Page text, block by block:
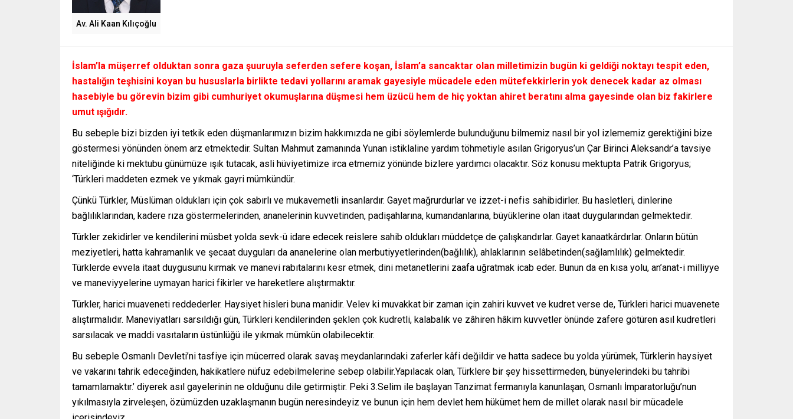
Av. Ali Kaan Kılıçoğlu
İslam’la müşerref olduktan sonra gaza şuuruyla seferden sefere koşan, İslam’a sancaktar olan milletimizin bugün ki geldiği noktayı tespit eden,
hastalığın teşhisini koyan bu hususlarla birlikte tedavi yollarını aramak gayesiyle mücadele eden mütefekkirlerin yok denecek kadar az olması
hasebiyle bu görevin bizim gibi cumhuriyet okumuşlarına düşmesi hem üzücü hem de hiç yoktan ahiret beratını alma gayesinde olan biz fakirlere
umut ışığıdır.
Bu sebeple bizi bizden iyi tetkik eden düşmanlarımızın bizim hakkımızda ne gibi söylemlerde bulunduğunu bilmemiz nasıl bir yol izlememiz gerektiğini bize
göstermesi yönünden önem arz etmektedir. Sultan Mahmut zamanında Yunan istiklaline yardım töhmetiyle asılan Grigoryus’un Çar Birinci Aleksandr’a tavsiye
niteliğinde ki mektubu günümüze ışık tutacak, asli hüviyetimize irca etmemiz yönünde bizlere yardımcı olacaktır. Söz konusu mektupta Patrik Grigoryus;
‘Türkleri maddeten ezmek ve yıkmak gayri mümkündür.
Çünkü Türkler, Müslüman oldukları için çok sabırlı ve mukavemetli insanlardır. Gayet mağrurdurlar ve izzet-i nefis sahibidirler. Bu hasletleri, dinlerine
bağlılıklarından, kadere rıza göstermelerinden, ananelerinin kuvvetinden, padişahlarına, kumandanlarına, büyüklerine olan itaat duygularından gelmektedir.
Türkler zekidirler ve kendilerini müsbet yolda sevk-ü idare edecek reislere sahib oldukları müddetçe de çalışkandırlar. Gayet kanaatkârdırlar. Onların bütün
meziyetleri, hatta kahramanlık ve şecaat duyguları da ananelerine olan merbutiyyetlerinden(bağlılık), ahlaklarının selâbetinden(sağlamlılık) gelmektedir.
Türklerde evvela itaat duygusunu kırmak ve manevi rabıtalarını kesr etmek, dini metanetlerini zaafa uğratmak icab eder. Bunun da en kısa yolu, an’anat-i milliyye
ve maneviyyelerine uymayan harici fikirler ve hareketlere alıştırmaktır.
Türkler, harici muaveneti reddederler. Haysiyet hisleri buna manidir. Velev ki muvakkat bir zaman için zahiri kuvvet ve kudret verse de, Türkleri harici muavenete
alıştırmalıdır. Maneviyatları sarsıldığı gün, Türkleri kendilerinden şeklen çok kudretli, kalabalık ve zâhiren hâkim kuvvetler önünde zafere götüren asıl kudretleri
sarsılacak ve maddi vasıtaların üstünlüğü ile yıkmak mümkün olabilecektir.
Bu sebeple Osmanlı Devleti’ni tasfiye için mücerred olarak savaş meydanlarındaki zaferler kâfi değildir ve hatta sadece bu yolda yürümek, Türklerin haysiyet
ve vakarını tahrik edeceğinden, hakikatlere nüfuz edebilmelerine sebep olabilir.Yapılacak olan, Türklere bir şey hissettirmeden, bünyelerindeki bu tahribi
tamamlamaktır.’ diyerek asıl gayelerinin ne olduğunu dile getirmiştir. Peki 3.Selim ile başlayan Tanzimat fermanıyla kanunlaşan, Osmanlı İmparatorluğu’nun
yıkılmasıyla zirveleşen, özümüzden uzaklaşmanın bugün neresindeyiz ve bunun için hem devlet hem hükümet hem de millet olarak nasıl bir mücadele